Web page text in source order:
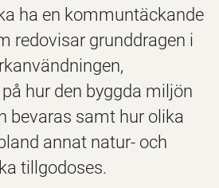
ha en kommuntäckande
redovisar grunddragen i
hur den byggda miljön
bevaras samt hur olika
annat natur- och
tillgodoses.